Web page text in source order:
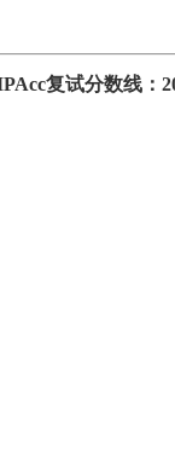
复试分数线：